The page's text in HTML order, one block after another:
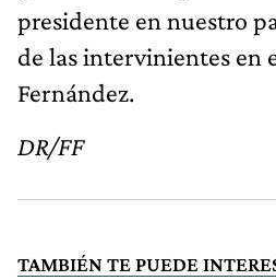
presidente en nuestro
de las intervinientes en
Fernández.
DR/FF
TAMBIÉN TE PUEDE